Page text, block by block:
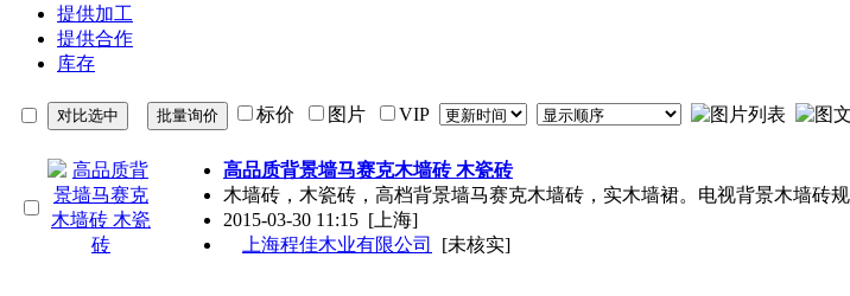
提供加工
提供合作
库存
标价 图片 VIP
高品质背景墙马赛克木墙砖 木瓷砖
木墙砖，木瓷砖，高档背景墙马赛克木墙砖，实木墙裙。电视背景木墙砖
2015-03-30 11:15 [上海]
上海程佳木业有限公司
[未核实]